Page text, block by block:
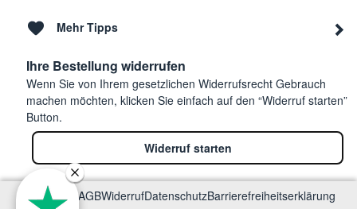
Mehr Tipps
Ihre Bestellung widerrufen
Wenn Sie von Ihrem gesetzlichen Widerrufsrecht Gebrauch
machen möchten, klicken Sie einfach auf den “Widerruf starten”
Button.
Widerruf starten
ImpressumAGBWiderrufDatenschutzBarrierefreiheitserklärung